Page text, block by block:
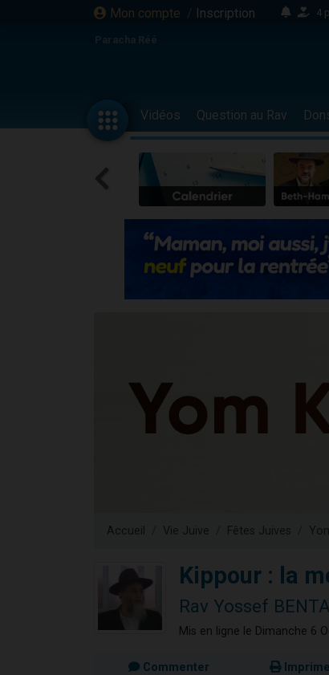
Mon compte / Inscription
4
Eva
4
3
2
13
3
2
2
Paracha Réé
Vidéos Question au Rav
Accueil Vie Juive Fêtes Juives
Kippour : la
Rav Yossef
Mis en ligne le Dimanche 6
Commenter